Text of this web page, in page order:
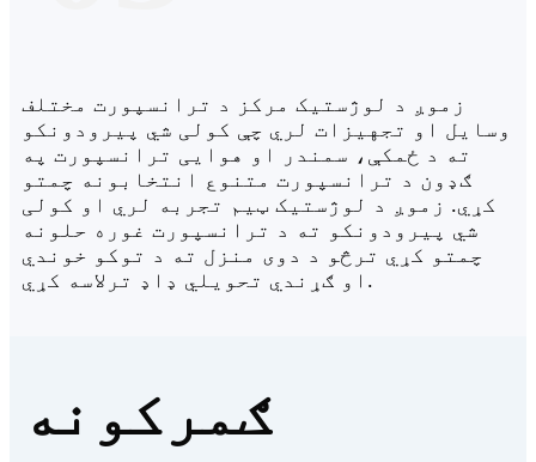
زموږ د لوژستیک مرکز د ترانسپورت مختلف
وسایل او تجهیزات لري چې کولی شي پیرودونکو
ته د ځمکې، سمندر او هوایی ترانسپورت په
ګډون د ترانسپورت متنوع انتخابونه چمتو
کړي. زموږ د لوژستیک ټیم تجربه لري او کولی
شي پیرودونکو ته د ترانسپورت غوره حلونه
چمتو کړي ترڅو د دوی منزل ته د توکو خوندي
او ګړندي تحویلي ډاډ ترلاسه کړي.
ګمرکونه